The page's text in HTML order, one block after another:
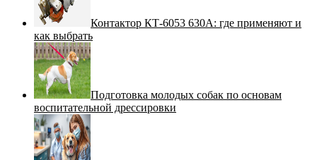
Контактор КТ-6053 630А: где применяют и
как выбрать
Подготовка молодых собак по основам
воспитательной дрессировки